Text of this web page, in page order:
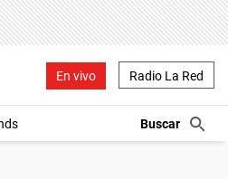
En vivo Radio La Red